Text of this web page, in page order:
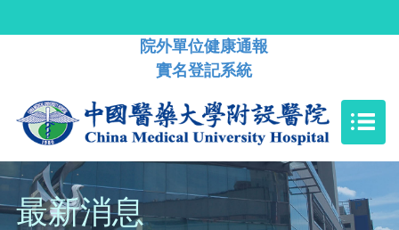
院外單位健康通報
實名登記系統
最新消息